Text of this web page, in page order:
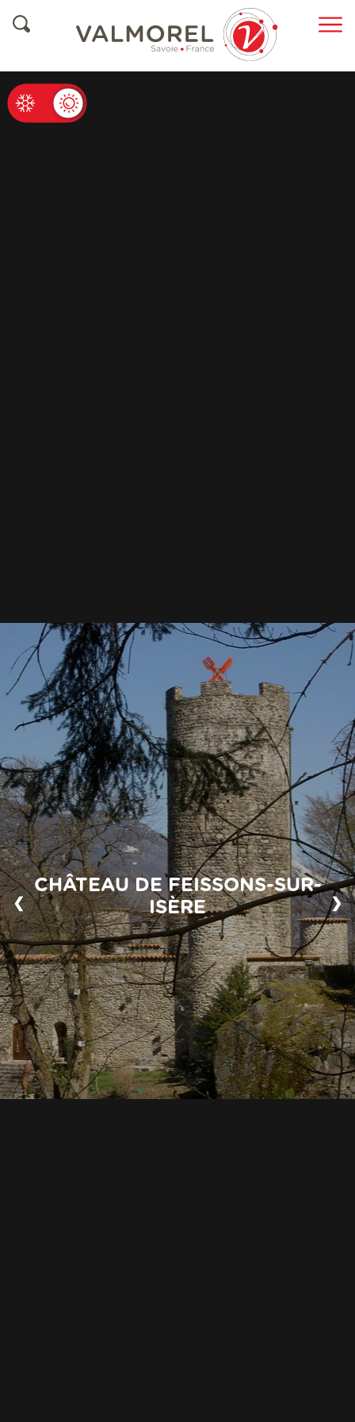
CHÂTEAU DE FEISSONS-SUR-
ISÈRE
❮ ❯